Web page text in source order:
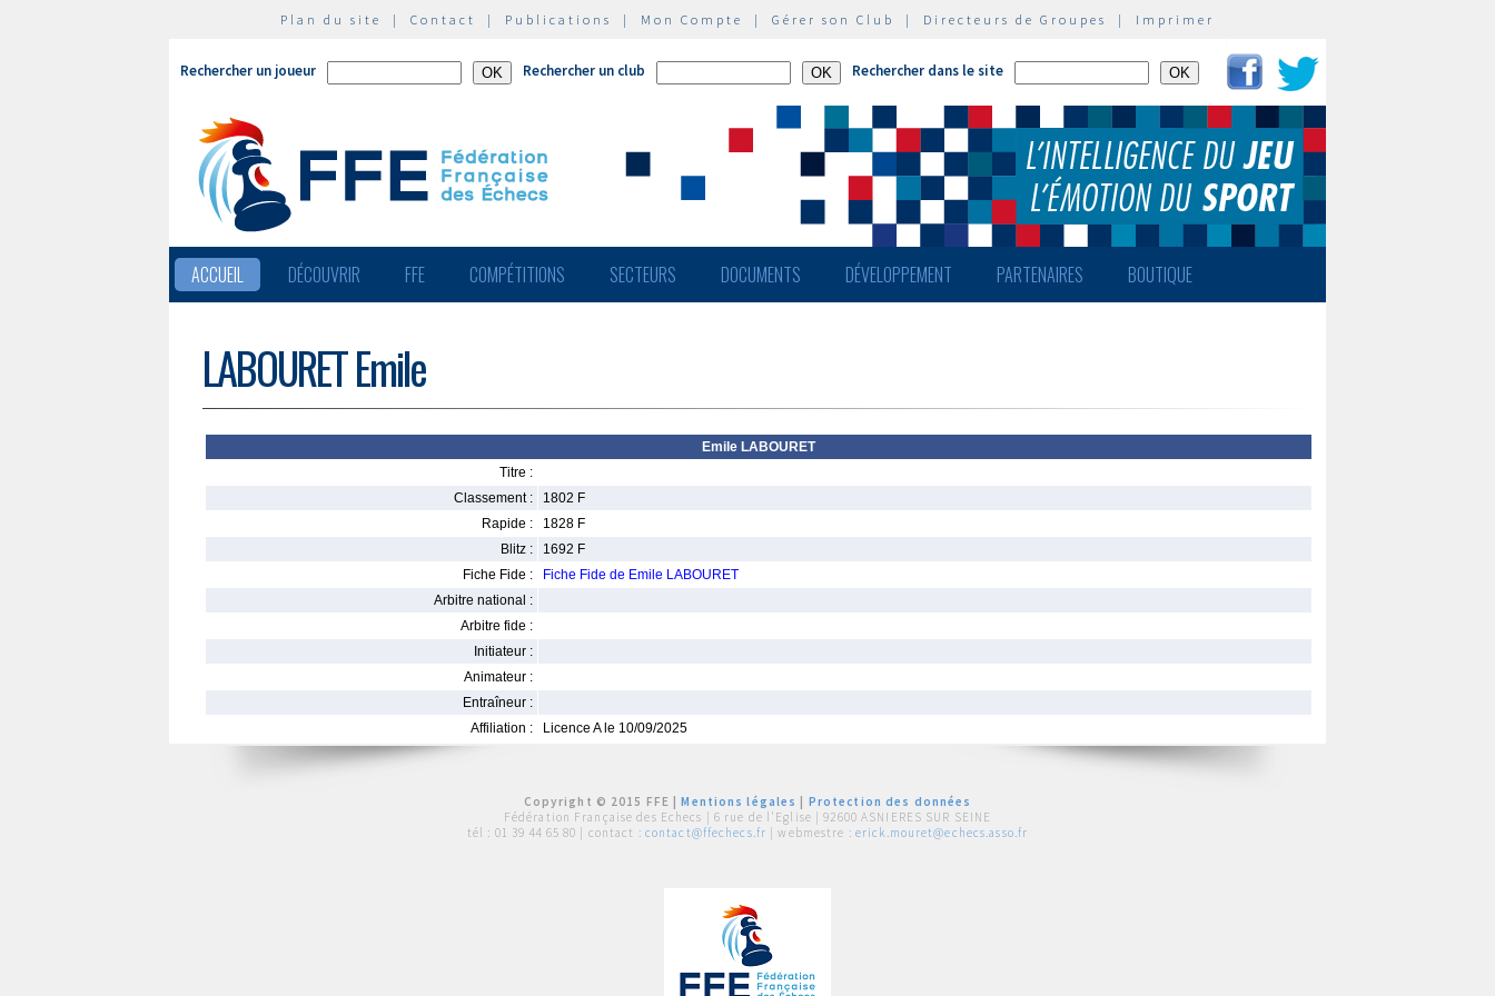
Plan du site | Contact | Publications | Mon Compte | Gérer son Club | Directeurs de Groupes | Imprimer
Rechercher un joueur Rechercher un club Rechercher dans le site
ACCUEIL DÉCOUVRIR FFE COMPÉTITIONS SECTEURS DOCUMENTS DÉVELOPPEMENT PARTENAIRES BOUTIQUE
LABOURET Emile
Emile LABOURET
Titre :
Classement :
1802 F
Rapide :
1828 F
Blitz :
1692 F
Fiche Fide :
Fiche Fide de Emile LABOURET
Arbitre national :
Arbitre fide :
Initiateur :
Animateur :
Entraîneur :
Affiliation :
Licence A le 10/09/2025
Copyright © 2015 FFE |Mentions légales
Protection des données
Fédération Française des Echecs | 6 rue de l'Eglise | 92600 ASNIERES SUR SEINE
tél : 01 39 44 65 80 | contact : contact@ffechecs.fr | webmestre : erick.mouret@echecs.asso.fr